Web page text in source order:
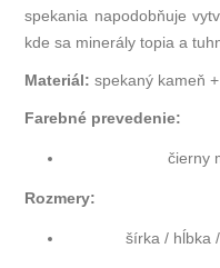
spekania napodobňuje
kde sa minerály topia a
Materiál:spekaný kameň
Farebné prevedenie:
čierny
Rozmery:
šírka / hĺbka